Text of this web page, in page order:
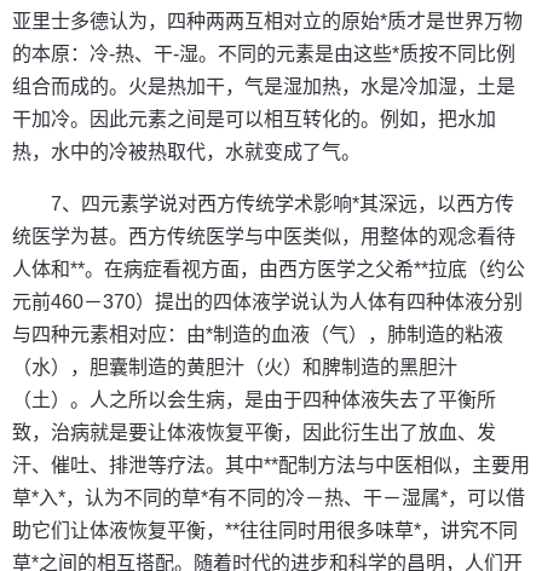
亚里士多德认为，四种两两互相对立的原始*质才是世界万物
的本原：冷-热、干-湿。不同的元素是由这些*质按不同比例
组合而成的。火是热加干，气是湿加热，水是冷加湿，土是
干加冷。因此元素之间是可以相互转化的。例如，把水加
热，水中的冷被热取代，水就变成了气。
7、四元素学说对西方传统学术影响*其深远，以西方传
统医学为甚。西方传统医学与中医类似，用整体的观念看待
人体和**。在病症看视方面，由西方医学之父希**拉底（约公
元前460－370）提出的四体液学说认为人体有四种体液分别
与四种元素相对应：由*制造的血液（气），肺制造的粘液
（水），胆囊制造的黄胆汁（火）和脾制造的黑胆汁
（土）。人之所以会生病，是由于四种体液失去了平衡所
致，治病就是要让体液恢复平衡，因此衍生出了放血、发
汗、催吐、排泄等疗法。其中**配制方法与中医相似，主要用
草*入*，认为不同的草*有不同的冷－热、干－湿属*，可以借
助它们让体液恢复平衡，**往往同时用很多味草*，讲究不同
草*之间的相互搭配。随着时代的进步和科学的昌明，人们开